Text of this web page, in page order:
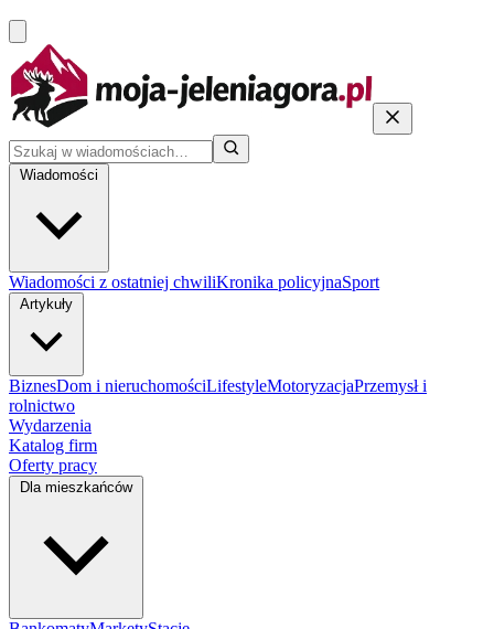
Wiadomości
Wiadomości z ostatniej chwiliKronika policyjnaSport
Artykuły
BiznesDom i nieruchomościLifestyleMotoryzacjaPrzemysł i
rolnictwo
Wydarzenia
Katalog firm
Oferty pracy
Dla mieszkańców